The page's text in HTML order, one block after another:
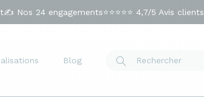
✍️ Nos 24 engagements⭐⭐⭐⭐⭐ 4,7/5 Avis clients
Blog